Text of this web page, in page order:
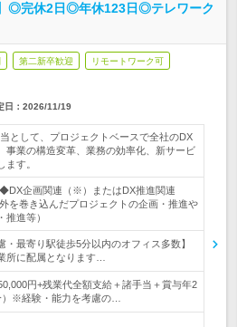
】◎完休2日◎年休123日◎テレワーク
第二新卒歓迎 リモートワーク可
日： 2026/11/19
として、プロジェクトベースで全社のDX
事業の構造変革、業務の効率化、新サービ
ます。
企画関連（※）またはDX推進関連
を巻き込んだプロジェクトの企画・推進や
推進等）
・最寄り駅徒歩5分以内のオフィス多数】
所に配属となります…
円+残業代全額支給＋諸手当＋賞与年2
）※経験・能力を考慮の…